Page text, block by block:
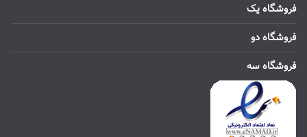
فروشگاه یک
فروشگاه دو
فروشگاه سه